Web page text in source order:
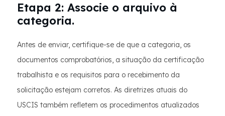
Etapa 2: Associe o arquivo à
categoria.
Antes de enviar, certifique-se de que a categoria, os
documentos comprobatórios, a situação da certificação
trabalhista e os requisitos para o recebimento da
solicitação estejam corretos. As diretrizes atuais do
USCIS também refletem os procedimentos atualizados